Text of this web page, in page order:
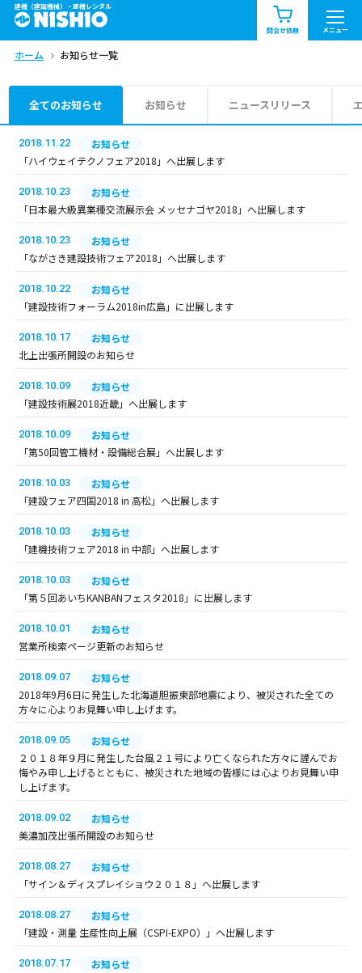
建機（建設機械）・重機レンタル
問合せ依頼 メニュー
商品一覧 お知らせ一覧
問合せ依頼リスト
エリア情報を見る
ホーム お知らせ一覧
全てのお知らせ お知らせ ニュースリリース
2018.11.22
お知らせ
「ハイウェイテクノフェア2018」へ出展します
2018.10.23
お知らせ
「日本最大級異業種交流展示会 メッセナゴヤ2018」へ出展します
2018.10.23
お知らせ
「ながさき建設技術フェア2018」へ出展します
2018.10.22
お知らせ
「建設技術フォーラム2018in広島」に出展します
2018.10.17
お知らせ
北上出張所開設のお知らせ
2018.10.09
お知らせ
「建設技術展2018近畿」へ出展します
2018.10.09
お知らせ
「第50回管工機材・設備総合展」へ出展します
2018.10.03
お知らせ
「建設フェア四国2018 in 高松」へ出展します
2018.10.03
お知らせ
「建機技術フェア2018 in 中部」へ出展します
2018.10.03
お知らせ
「第５回あいちKANBANフェスタ2018」に出展します
2018.10.01
お知らせ
営業所検索ページ更新のお知らせ
2018.09.07
お知らせ
2018年9月6日に発生した北海道胆振東部地震により、被災された全ての
方々に心よりお見舞い申し上げます。
2018.09.05
お知らせ
２０１８年９月に発生した台風２１号により亡くなられた方々に謹んでお
悔やみ申し上げるとともに、被災された地域の皆様には心よりお見舞い申
し上げます。
2018.09.02
お知らせ
美濃加茂出張所開設のお知らせ
2018.08.27
お知らせ
「サイン＆ディスプレイショウ２０１８」へ出展します
2018.08.27
お知らせ
「建設・測量 生産性向上展（CSPI-EXPO）」へ出展します
2018.07.17
お知らせ